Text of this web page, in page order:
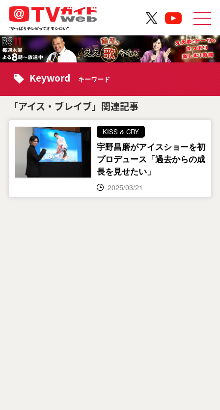
Keyword キーワード
「アイス・ブレイブ」関連記事
KISS & CRY
宇野昌磨がアイスショーを初
プロデュース「過去からの成
長を見せたい」
2025/03/21